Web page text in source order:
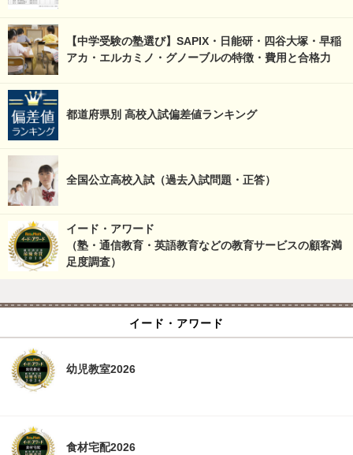
【中学受験の塾選び】SAPIX・日能研・四谷大塚・早稲
アカ・エルカミノ・グノーブルの特徴・費用と合格力
都道府県別 高校入試偏差値ランキング
全国公立高校入試（過去入試問題・正答）
イード・アワード
（塾・通信教育・英語教育などの教育サービスの顧客満
足度調査）
イード・アワード
幼児教室2026
食材宅配2026